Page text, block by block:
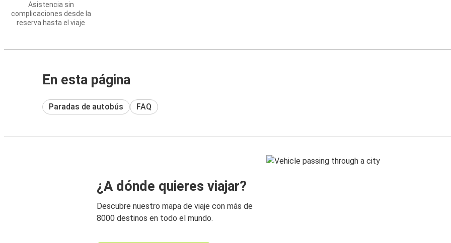
Asistencia sin
complicaciones desde la
reserva hasta el viaje
En esta página
Paradas de autobús FAQ
¿A dónde quieres viajar?
Descubre nuestro mapa de viaje con más de
8000 destinos en todo el mundo.